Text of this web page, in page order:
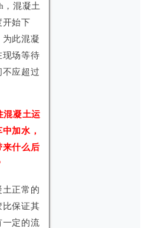
，混凝土
开始下
为此混凝
现场等待
不应超过
混凝土运
中加水，
来什么后
土正常的
比保证其
一定的流